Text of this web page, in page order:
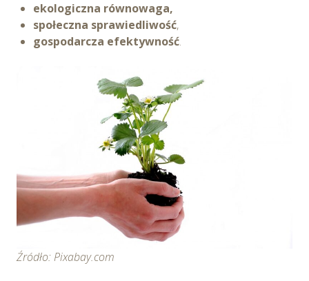
ekologiczna równowaga,
społeczna sprawiedliwość,
gospodarcza efektywność.
Źródło: Pixabay.com